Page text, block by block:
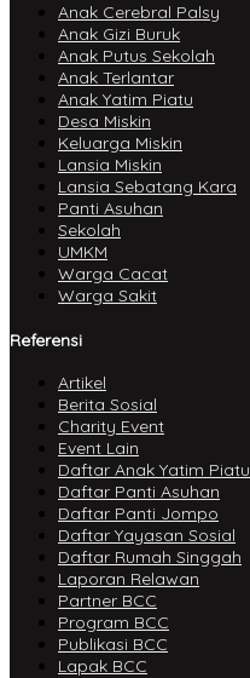
Anak Cerebral Palsy
Anak Gizi Buruk
Anak Putus Sekolah
Anak Terlantar
Anak Yatim Piatu
Desa Miskin
Keluarga Miskin
Lansia Miskin
Lansia Sebatang Kara
Panti Asuhan
Sekolah
UMKM
Warga Cacat
Warga Sakit
Referensi
Artikel
Berita Sosial
Charity Event
Event Lain
Daftar Anak Yatim Piatu
Daftar Panti Asuhan
Daftar Panti Jompo
Daftar Yayasan Sosial
Daftar Rumah Singgah
Laporan Relawan
Partner BCC
Program BCC
Publikasi BCC
Lapak BCC